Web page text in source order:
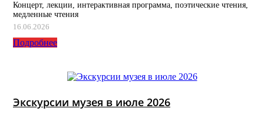
Концерт, лекции, интерактивная программа, поэтические чтения,
медленные чтения
16.06.2026
Подробнее
Экскурсии музея в июле 2026